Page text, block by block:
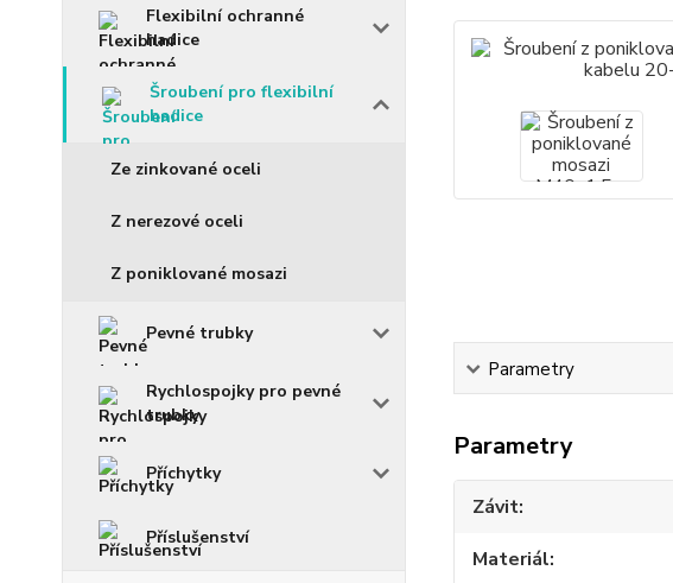
Flexibilní ochranné
hadice
Šroubení pro flexibilní
hadice
Ze zinkované oceli
Z nerezové oceli
Z poniklované mosazi
Pevné trubky
Rychlospojky pro pevné
trubky
Příchytky
Příslušenství
Parametry
Parametry
Závit
Materiál